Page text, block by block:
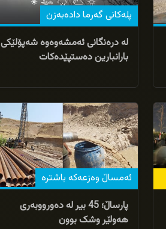
پلەکانی گەرما دادەبەزن
لە درەنگانی ئەمشەوەوە شەپۆلێکی
بارانبارین دەستپێدەکات
ئەمساڵ وەزعەکە باشترە
پارساڵ؛ 45 بیر لە دەورووبەرى
هەولێر وشک بوون